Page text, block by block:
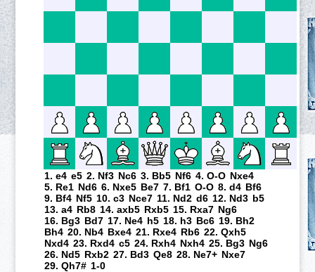
1. e4 e5 2. Nf3 Nc6 3. Bb5 Nf6 4. O-O Nxe4
5. Re1 Nd6 6. Nxe5 Be7 7. Bf1 O-O 8. d4 Bf6
9. Bf4 Nf5 10. c3 Nce7 11. Nd2 d6 12. Nd3 b5
13. a4 Rb8 14. axb5 Rxb5 15. Rxa7 Ng6
16. Bg3 Bd7 17. Ne4 h5 18. h3 Bc6 19. Bh2
Bh4 20. Nb4 Bxe4 21. Rxe4 Rb6 22. Qxh5
Nxd4 23. Rxd4 c5 24. Rxh4 Nxh4 25. Bg3 Ng6
26. Nd5 Rxb2 27. Bd3 Qe8 28. Ne7+ Nxe7
29. Qh7# 1-0